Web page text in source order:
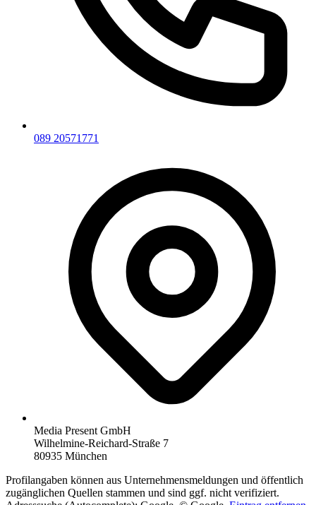
089 20571771
Media Present GmbH
Wilhelmine-Reichard-Straße 7
80935 München
Profilangaben können aus Unternehmensmeldungen und öffentlich
zugänglichen Quellen stammen und sind ggf. nicht verifiziert.